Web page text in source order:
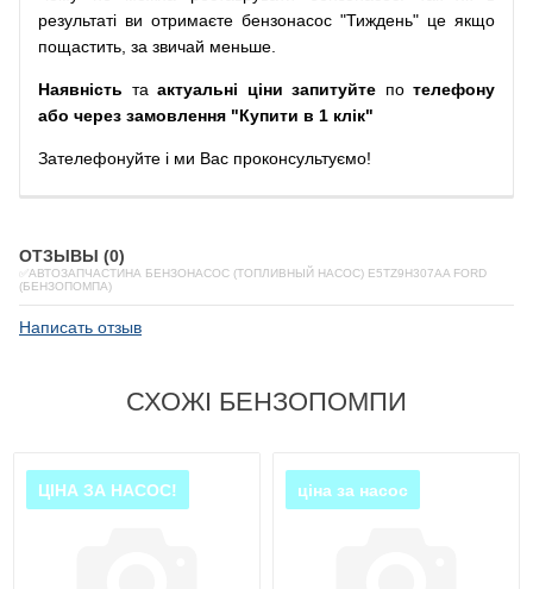
результаті ви отримаєте бензонасос "Тиждень" це якщо
пощастить, за звичай меньше.
Наявність та актуальні ціни запитуйте по телефону
або через замовлення "Купити в 1 клік"
Зателефонуйте і ми Вас проконсультуємо!
ОТЗЫВЫ (0)
✅АВТОЗАПЧАСТИНА БЕНЗОНАСОС (ТОПЛИВНЫЙ НАСОС) E5TZ9H307AA FORD
(БЕНЗОПОМПА)
Написать отзыв
СХОЖІ БЕНЗОПОМПИ
ЦІНА ЗА НАСОС! ціна за насос